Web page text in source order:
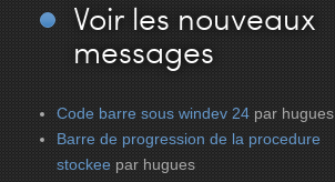
Voir les nouveaux
messages
Code barre sous windev 24 par hugues
Barre de progression de la procedure
stockee par hugues